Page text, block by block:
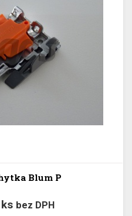
Blum P
bez DPH